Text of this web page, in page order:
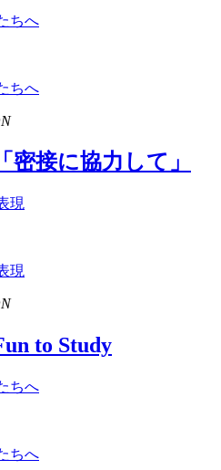
ちへ
ちへ
接に協力して」
現
現
to Study
ちへ
ちへ